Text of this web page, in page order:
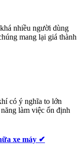
nhiều người dùng
mang lại giá thành
có ý nghĩa to lớn
làm việc ổn định
xe máy ✔